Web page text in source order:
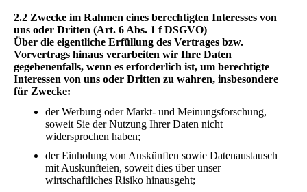
2.2 Zwecke im Rahmen eines berechtigten Interesses von
uns oder Dritten (Art. 6 Abs. 1 f DSGVO)
Über die eigentliche Erfüllung des Vertrages bzw.
Vorvertrags hinaus verarbeiten wir Ihre Daten
gegebenenfalls, wenn es erforderlich ist, um berechtigte
Interessen von uns oder Dritten zu wahren, insbesondere
für Zwecke:
der Werbung oder Markt- und Meinungsforschung,
soweit Sie der Nutzung Ihrer Daten nicht
widersprochen haben;
der Einholung von Auskünften sowie Datenaustausch
mit Auskunfteien, soweit dies über unser
wirtschaftliches Risiko hinausgeht;